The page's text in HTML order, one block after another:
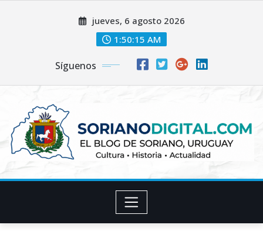
jueves, 6 agosto 2026
1:50:16 AM
Síguenos